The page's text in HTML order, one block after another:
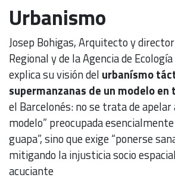
Urbanismo
Josep Bohigas, Arquitecto y
Regional y de la Agencia de
explica su visión del urbanísmo
supermanzanas de un modelo en
el Barcelonés: no se trata de apelar
modelo” preocupada
guapa”, sino que exige “ponerse
mitigando la injusticia socio
acuciante